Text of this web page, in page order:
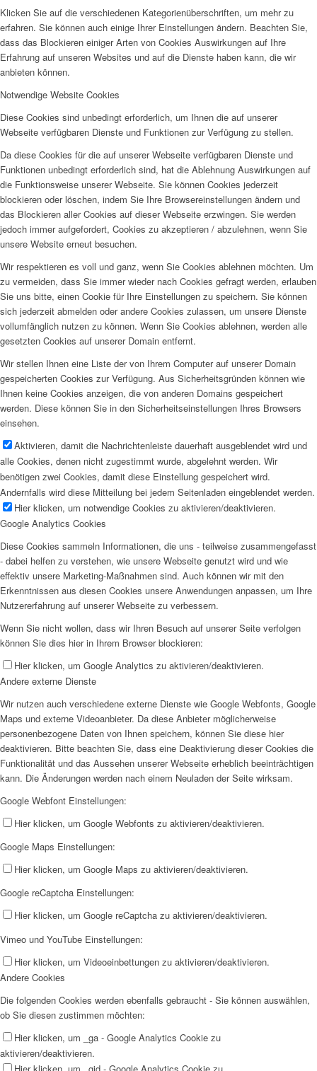
Klicken Sie auf die verschiedenen Kategorienüberschriften, um mehr zu
erfahren. Sie können auch einige Ihrer Einstellungen ändern. Beachten Sie,
dass das Blockieren einiger Arten von Cookies Auswirkungen auf Ihre
Erfahrung auf unseren Websites und auf die Dienste haben kann, die wir
anbieten können.
Notwendige Website Cookies
Diese Cookies sind unbedingt erforderlich, um Ihnen die auf unserer
Webseite verfügbaren Dienste und Funktionen zur Verfügung zu stellen.
Da diese Cookies für die auf unserer Webseite verfügbaren Dienste und
Funktionen unbedingt erforderlich sind, hat die Ablehnung Auswirkungen auf
die Funktionsweise unserer Webseite. Sie können Cookies jederzeit
blockieren oder löschen, indem Sie Ihre Browsereinstellungen ändern und
das Blockieren aller Cookies auf dieser Webseite erzwingen. Sie werden
jedoch immer aufgefordert, Cookies zu akzeptieren / abzulehnen, wenn Sie
unsere Website erneut besuchen.
Wir respektieren es voll und ganz, wenn Sie Cookies ablehnen möchten. Um
zu vermeiden, dass Sie immer wieder nach Cookies gefragt werden, erlauben
Sie uns bitte, einen Cookie für Ihre Einstellungen zu speichern. Sie können
sich jederzeit abmelden oder andere Cookies zulassen, um unsere Dienste
vollumfänglich nutzen zu können. Wenn Sie Cookies ablehnen, werden alle
gesetzten Cookies auf unserer Domain entfernt.
Wir stellen Ihnen eine Liste der von Ihrem Computer auf unserer Domain
gespeicherten Cookies zur Verfügung. Aus Sicherheitsgründen können wie
Ihnen keine Cookies anzeigen, die von anderen Domains gespeichert
werden. Diese können Sie in den Sicherheitseinstellungen Ihres Browsers
einsehen.
Aktivieren, damit die Nachrichtenleiste dauerhaft ausgeblendet wird und
alle Cookies, denen nicht zugestimmt wurde, abgelehnt werden. Wir
benötigen zwei Cookies, damit diese Einstellung gespeichert wird.
Andernfalls wird diese Mitteilung bei jedem Seitenladen eingeblendet werden.
Hier klicken, um notwendige Cookies zu aktivieren/deaktivieren.
Google Analytics Cookies
Diese Cookies sammeln Informationen, die uns - teilweise zusammengefasst
- dabei helfen zu verstehen, wie unsere Webseite genutzt wird und wie
effektiv unsere Marketing-Maßnahmen sind. Auch können wir mit den
Erkenntnissen aus diesen Cookies unsere Anwendungen anpassen, um Ihre
Nutzererfahrung auf unserer Webseite zu verbessern.
Wenn Sie nicht wollen, dass wir Ihren Besuch auf unserer Seite verfolgen
können Sie dies hier in Ihrem Browser blockieren:
Hier klicken, um Google Analytics zu aktivieren/deaktivieren.
Andere externe Dienste
Wir nutzen auch verschiedene externe Dienste wie Google Webfonts, Google
Maps und externe Videoanbieter. Da diese Anbieter möglicherweise
personenbezogene Daten von Ihnen speichern, können Sie diese hier
deaktivieren. Bitte beachten Sie, dass eine Deaktivierung dieser Cookies die
Funktionalität und das Aussehen unserer Webseite erheblich beeinträchtigen
kann. Die Änderungen werden nach einem Neuladen der Seite wirksam.
Google Webfont Einstellungen:
Hier klicken, um Google Webfonts zu aktivieren/deaktivieren.
Google Maps Einstellungen:
Hier klicken, um Google Maps zu aktivieren/deaktivieren.
Google reCaptcha Einstellungen:
Hier klicken, um Google reCaptcha zu aktivieren/deaktivieren.
Vimeo und YouTube Einstellungen:
Hier klicken, um Videoeinbettungen zu aktivieren/deaktivieren.
Andere Cookies
Die folgenden Cookies werden ebenfalls gebraucht - Sie können auswählen,
ob Sie diesen zustimmen möchten:
Hier klicken, um _ga - Google Analytics Cookie zu
aktivieren/deaktivieren.
Hier klicken, um _gid - Google Analytics Cookie zu